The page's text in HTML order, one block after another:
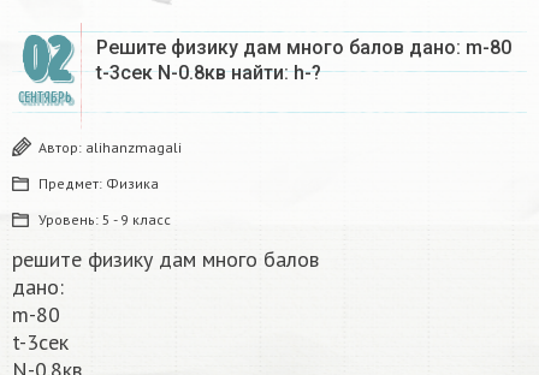
02
СЕНТЯБРЬ
Решите физику дам много балов дано: m-80
t-3сек N-0.8кв найти: h-?
Автор: alihanzmagali
Предмет: Физика
Уровень: 5 - 9 класс
решите физику дам много балов
дано:
m-80
t-3сек
N-0.8кв